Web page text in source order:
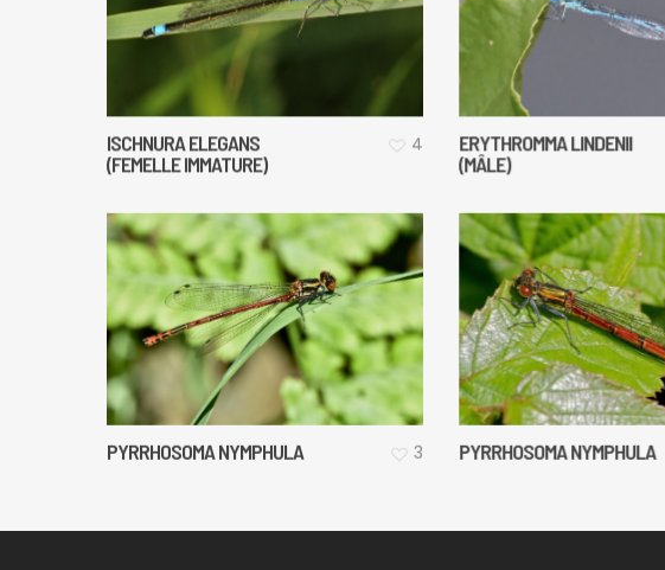
ISCHNURA ELEGANS
(FEMELLE IMMATURE)
4
ERYTHROMMA LINDENII
(MÂLE)
PYRRHOSOMA NYMPHULA 3 PYRRHOSOMA NYMPHULA